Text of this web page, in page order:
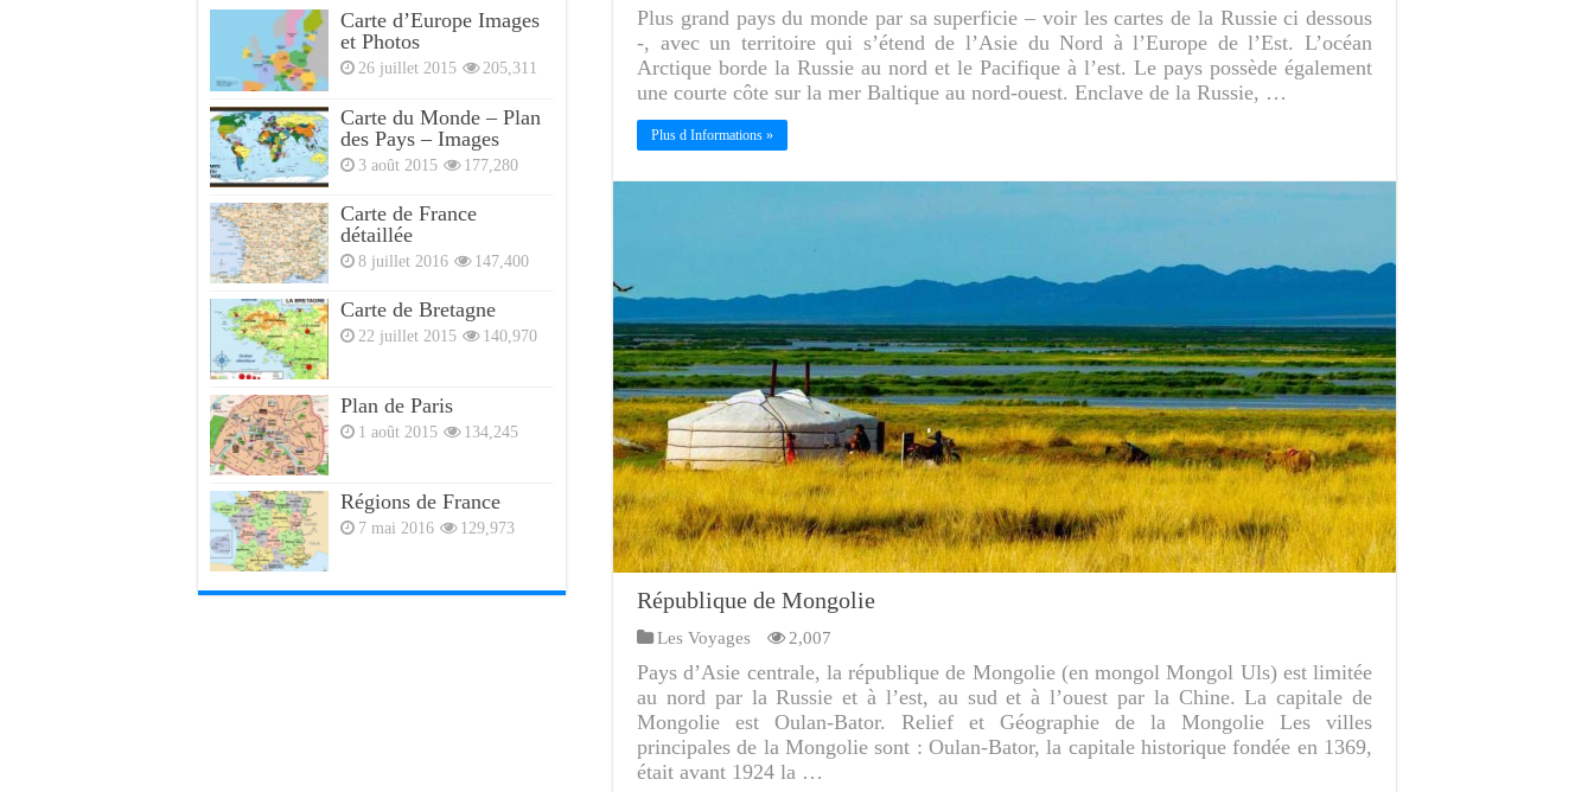
Plus grand pays du monde par sa superficie – voir les cartes de la Russie ci dessous
-, avec un territoire qui s’étend de l’Asie du Nord à l’Europe de l’Est. L’océan
Arctique borde la Russie au nord et le Pacifique à l’est. Le pays possède également
une courte côte sur la mer Baltique au nord-ouest. Enclave de la Russie, …
Plus d Informations »
République de Mongolie
Les Voyages 2,007
Pays d’Asie centrale, la république de Mongolie (en mongol Mongol Uls) est limitée
au nord par la Russie et à l’est, au sud et à l’ouest par la Chine. La capitale de
Mongolie est Oulan-Bator. Relief et Géographie de la Mongolie Les villes
principales de la Mongolie sont : Oulan-Bator, la capitale historique fondée en 1369,
était avant 1924 la …
Carte d’Europe Images
et Photos
26 juillet 2015 205,311
Carte du Monde – Plan
des Pays – Images
3 août 2015 177,280
Carte de France
détaillée
8 juillet 2016 147,400
Carte de Bretagne
22 juillet 2015 140,970
Plan de Paris
1 août 2015 134,245
Régions de France
7 mai 2016 129,973